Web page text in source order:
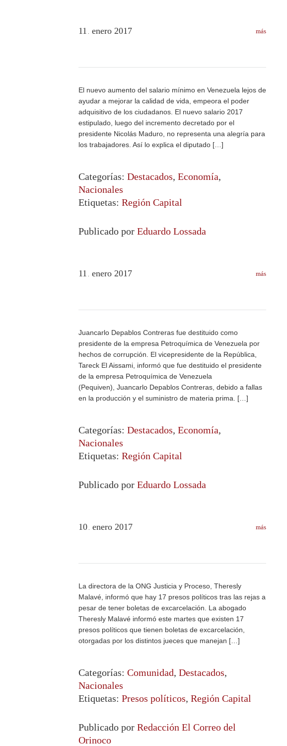
11 enero 2017
El nuevo aumento del salario mínimo en Venezuela lejos de
ayudar a mejorar la calidad de vida, empeora el poder
adquisitivo de los ciudadanos. El nuevo salario 2017
estipulado, luego del incremento decretado por el
presidente Nicolás Maduro, no representa una alegría para
los trabajadores. Así lo explica el diputado […]
más
Categorías: Destacados, Economía,
Nacionales
Etiquetas: Región Capital
Publicado por Eduardo Lossada
11 enero 2017
Juancarlo Depablos Contreras fue destituido como
presidente de la empresa Petroquímica de Venezuela por
hechos de corrupción. El vicepresidente de la República,
Tareck El Aissami, informó que fue destituido el presidente
de la empresa Petroquímica de Venezuela
(Pequiven), Juancarlo Depablos Contreras, debido a fallas
en la producción y el suministro de materia prima. […]
más
Categorías: Destacados, Economía,
Nacionales
Etiquetas: Región Capital
Publicado por Eduardo Lossada
10 enero 2017
La directora de la ONG Justicia y Proceso, Theresly
Malavé, informó que hay 17 presos políticos tras las rejas a
pesar de tener boletas de excarcelación. La abogado
Theresly Malavé informó este martes que existen 17
presos políticos que tienen boletas de excarcelación,
otorgadas por los distintos jueces que manejan […]
más
Categorías: Comunidad, Destacados,
Nacionales
Etiquetas: Presos políticos, Región Capital
Publicado por Redacción El Correo del
Orinoco